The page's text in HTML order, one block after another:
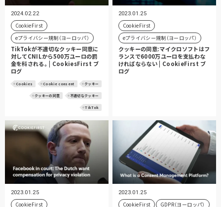
2024.02.22
CookieFirst
eプライバシー規制（ヨーロッパ）
TikTokが不適切なクッキー同意に
対してCNILから500万ユーロの罰
金を科される。| CookiesFirst ブ
ログ
Cookies Cookie consent クッキー
クッキーの同意 不適切なクッキー
TikTok
2023.01.25
CookieFirst
eプライバシー規制（ヨーロッパ）
クッキーの同意:マイクロソフトはフ
ランスで6000万ユーロを支払わな
ければならない | CookieFirst ブ
ログ
2023.01.25
CookieFirst
2023.01.25
CookieFirst
GDPR（ヨーロッパ）